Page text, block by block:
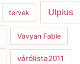
tervek Ulpius
Vavyan Fable
várólista2011